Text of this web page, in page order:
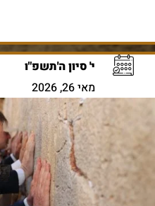
י' סיון ה'תשפ"ו
מאי 26, 2026